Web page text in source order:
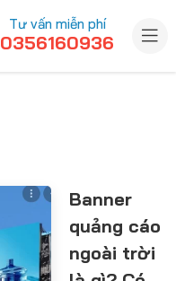
Tư vấn miễn phí
0356160936
Banner
quảng cáo
ngoài trời